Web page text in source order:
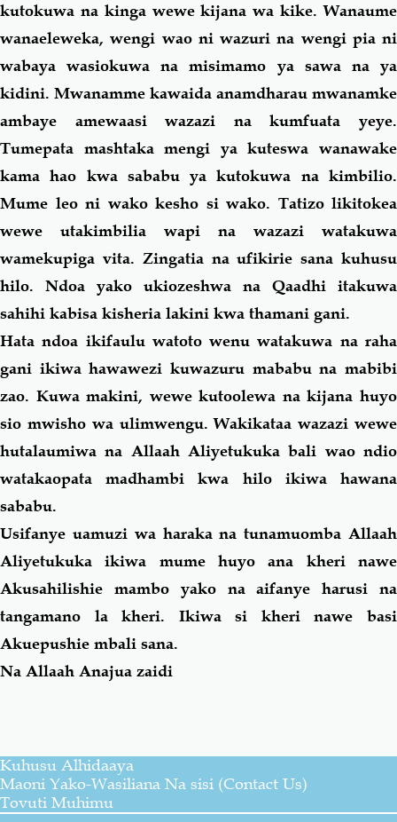
kutokuwa na kinga wewe kijana wa kike. Wanaume
wanaeleweka, wengi wao ni wazuri na wengi pia ni
wabaya wasiokuwa na misimamo ya sawa na ya
kidini. Mwanamme kawaida anamdharau mwanamke
ambaye amewaasi wazazi na kumfuata yeye.
Tumepata mashtaka mengi ya kuteswa wanawake
kama hao kwa sababu ya kutokuwa na kimbilio.
Mume leo ni wako kesho si wako. Tatizo likitokea
wewe utakimbilia wapi na wazazi watakuwa
wamekupiga vita. Zingatia na ufikiriesana kuhusu
hilo. Ndoa yako ukiozeshwa na Qaadhi itakuwa
sahihi kabisa kisheria lakini kwa thamani gani.
Hata ndoa ikifaulu watoto wenu watakuwa na raha
gani ikiwa hawawezi kuwazuru mababu na mabibi
zao. Kuwa makini, wewe kutoolewa na kijana huyo
sio mwisho wa ulimwengu. Wakikataa wazazi wewe
hutalaumiwa na Allaah Aliyetukuka bali wao ndio
watakaopata madhambi kwa hiloikiwa hawana
sababu.
Usifanye uamuzi wa haraka na tunamuomba Allaah
Aliyetukuka ikiwa mume huyo ana kheri nawe
Akusahilishie mambo yako na aifanye harusi na
tangamano la kheri. Ikiwa si kheri nawe basi
Akuepushie mbali sana.
Na Allaah Anajua zaidi
Kuhusu Alhidaaya
Maoni Yako-Wasiliana Na sisi (Contact Us)
Tovuti Muhimu